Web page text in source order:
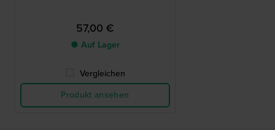
57,00 €
● Auf Lager
Vergleichen
Produkt ansehen